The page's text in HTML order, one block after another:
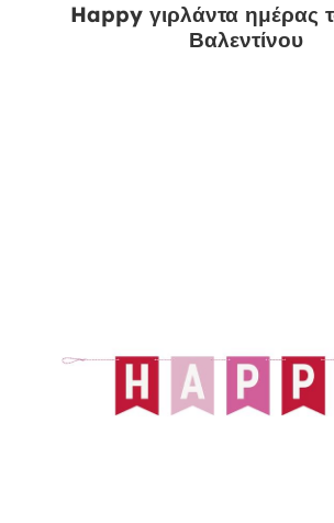
Happy γιρλάντα ημέρας
Βαλεντίνου